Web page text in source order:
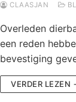
CLAASJAN
Overleden
een reden
bevestiging
VERDER LEZEN